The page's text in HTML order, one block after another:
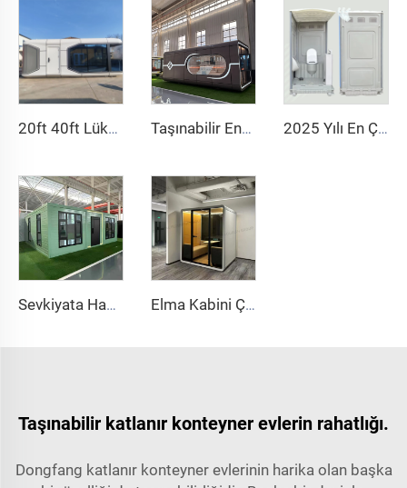
20ft 40ft Lüks Çevre Dostu Space Capsule Konteyner Ev Prefabrik Ofis Konutlu Daire Ev Tasarımı Taşınabilir Entegre Oda Çelik Yapı Prefabrik Ev Manzaralı Alanlar Kamp Alanları İçin Uzay Kapsülü İlhamlı Misafirhane 2025 Yılı En Çok Satanı, HDPE Modern Tasarım Taşınabilir Halka Tuvaleti, Klapesiz Baskınlı Plastik Mobil Tuvalet, Dış Mekân Kullanımı İçin
Sevkiyata Hazır 40Ft 20Ft Lüks Hafif Çelik Villa Tam Banyo Prefabrik Genişletilebilir Konteyner Ev Fiyatı Prefabrik Ev Elma Kabini Çelik Pod Otel Uygulaması Şık ve Çevre Dostu Otel Ofisi Elma Konteyner Evleri Satılık
Taşınabilir katlanır konteyner evlerin rahatlığı.
Dongfang katlanır konteyner evlerinin harika olan başka